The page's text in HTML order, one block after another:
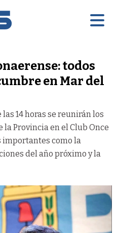
todos
en Mar del
las 14 horas se reunirán los
Provincia en el Club Once
como la
del año próximo y la